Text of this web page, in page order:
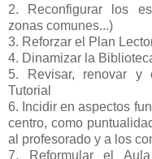
2. Reconfigurar los
zonas comunes...)
3. Reforzar el Plan
4. Dinamizar la
5. Revisar, renovar y
Tutorial
6. Incidir en aspectos
centro, como
al profesorado y a los
7. Reformular el